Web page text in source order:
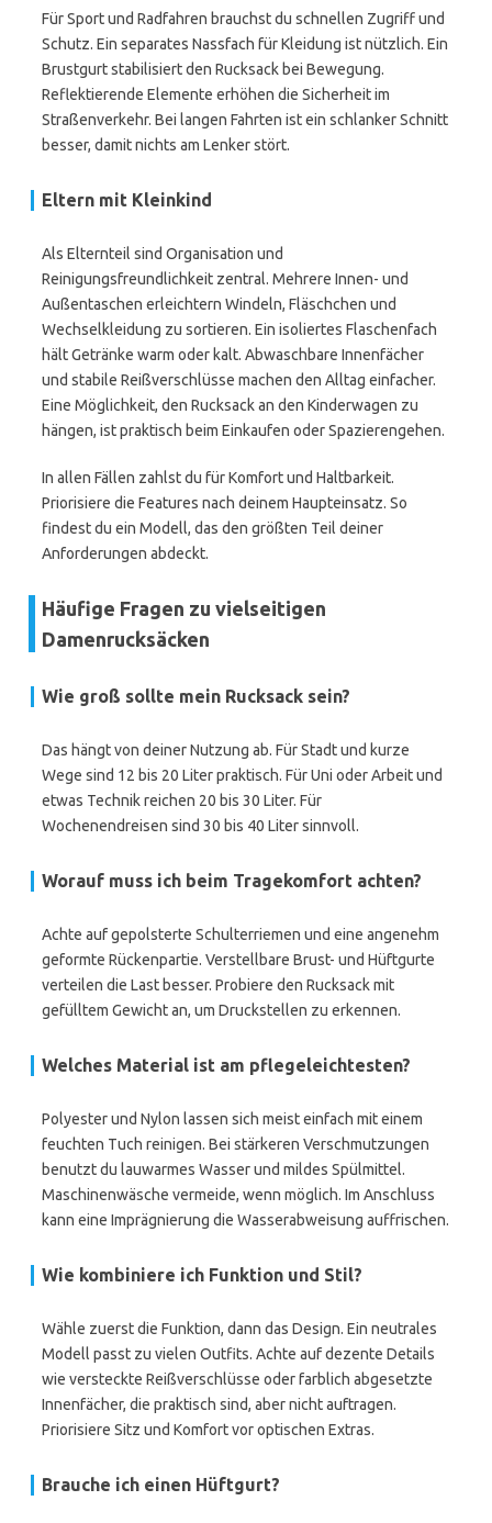
Für Sport und Radfahren brauchst du schnellen Zugriff und
Schutz. Ein separates Nassfach für Kleidung ist nützlich. Ein
Brustgurt stabilisiert den Rucksack bei Bewegung.
Reflektierende Elemente erhöhen die Sicherheit im
Straßenverkehr. Bei langen Fahrten ist ein schlanker Schnitt
besser, damit nichts am Lenker stört.
Eltern mit Kleinkind
Als Elternteil sind Organisation und
Reinigungsfreundlichkeit zentral. Mehrere Innen- und
Außentaschen erleichtern Windeln, Fläschchen und
Wechselkleidung zu sortieren. Ein isoliertes Flaschenfach
hält Getränke warm oder kalt. Abwaschbare Innenfächer
und stabile Reißverschlüsse machen den Alltag einfacher.
Eine Möglichkeit, den Rucksack an den Kinderwagen zu
hängen, ist praktisch beim Einkaufen oder Spazierengehen.
In allen Fällen zahlst du für Komfort und Haltbarkeit.
Priorisiere die Features nach deinem Haupteinsatz. So
findest du ein Modell, das den größten Teil deiner
Anforderungen abdeckt.
Häufige Fragen zu vielseitigen
Damenrucksäcken
Wie groß sollte mein Rucksack sein?
Das hängt von deiner Nutzung ab. Für Stadt und kurze
Wege sind 12 bis 20 Liter praktisch. Für Uni oder Arbeit und
etwas Technik reichen 20 bis 30 Liter. Für
Wochenendreisen sind 30 bis 40 Liter sinnvoll.
Worauf muss ich beim Tragekomfort achten?
Achte auf gepolsterte Schulterriemen und eine angenehm
geformte Rückenpartie. Verstellbare Brust- und Hüftgurte
verteilen die Last besser. Probiere den Rucksack mit
gefülltem Gewicht an, um Druckstellen zu erkennen.
Welches Material ist am pflegeleichtesten?
Polyester und Nylon lassen sich meist einfach mit einem
feuchten Tuch reinigen. Bei stärkeren Verschmutzungen
benutzt du lauwarmes Wasser und mildes Spülmittel.
Maschinenwäsche vermeide, wenn möglich. Im Anschluss
kann eine Imprägnierung die Wasserabweisung auffrischen.
Wie kombiniere ich Funktion und Stil?
Wähle zuerst die Funktion, dann das Design. Ein neutrales
Modell passt zu vielen Outfits. Achte auf dezente Details
wie versteckte Reißverschlüsse oder farblich abgesetzte
Innenfächer, die praktisch sind, aber nicht auftragen.
Priorisiere Sitz und Komfort vor optischen Extras.
Brauche ich einen Hüftgurt?